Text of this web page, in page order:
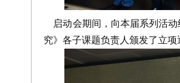
启动会期间，向本届系列活动
究》各子课题负责人颁发了立项